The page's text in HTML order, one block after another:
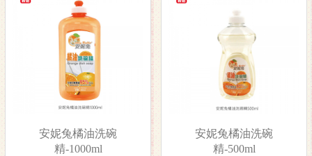
安妮兔橘油洗碗
精-1000ml
安妮兔橘油洗碗
精-500ml